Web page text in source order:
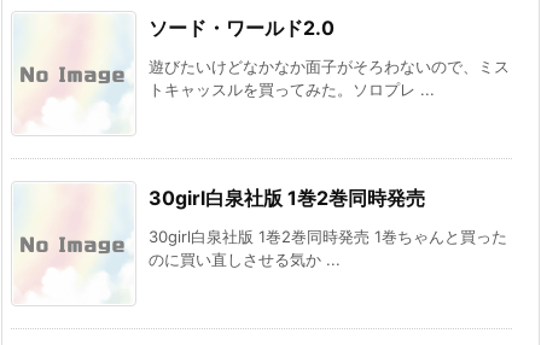
ソード・ワールド2.0
遊びたいけどなかなか面子がそろわないので、ミス
トキャッスルを買ってみた。ソロプレ ...
30girl白泉社版 1巻2巻同時発売
30girl白泉社版 1巻2巻同時発売 1巻ちゃんと買った
のに買い直しさせる気か ...